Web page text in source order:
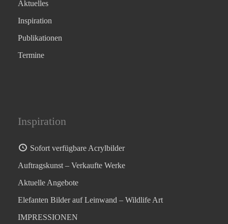
Aktuelles
Inspiration
Publikationen
Termine
Inspiration
Sofort verfügbare Acrylbilder
Auftragskunst – Verkaufte Werke
Aktuelle Angebote
Elefanten Bilder auf Leinwand – Wildlife Art
IMPRESSIONEN